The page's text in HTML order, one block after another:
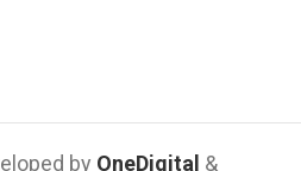
by OneDigital &